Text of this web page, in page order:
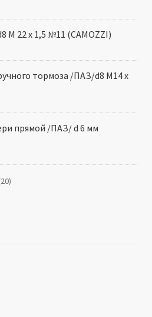
М 22 x 1,5 №11 (CAMOZZI)
тормоза /ПАЗ/d8 М14 x
прямой /ПАЗ/ d 6 мм